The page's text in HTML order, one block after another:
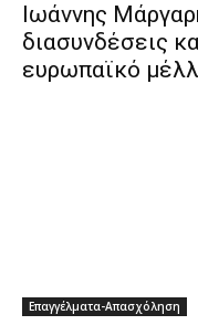
Ιωάννης
διασυνδέσεις
ευρωπαϊκό
Επαγγέλματα-Απασχόληση